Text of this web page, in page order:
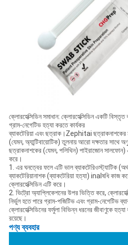
ক্লোরহেক্সিডিন সমাধান: ক্লোরহেক্সিডিন একটি বিস্তৃত
গ্রাম-নেগেটিভ হত্যা করতে কার্যকর
ব্যাকটেরিয়া এবং ছত্রাক।Zephitai ছত্রাকনাশকের
(যেমন, অ্যান্টিবায়োটিক) তুলনায় আরো দক্ষতার সাথে
ছত্রাকনাশকের (যেমন, পলিথিন) পাইরাজোন সালফোন)
করে।
1. এর ঘনত্বের ফলে এটি ভাল ব্যাকটেরিওস্ট্যাটিক
ব্যাকটেরিয়ানাশক (ব্যাকটেরিয়া হত্যা) inalষধি কাজ
ক্লোরহেক্সিডিন এটি করে।
2. ভিট্রো অ্যাপ্লিকেশনের উপর ভিত্তি করে,
নির্ভুল হতে পারে গ্রাম-পজিটিভ এবং গ্রাম-নেগেটিভ
ক্লোরহেক্সিডিনের ফর্মুলা বিভিন্ন ধরনের জীবাণুকে
রয়েছে।
পণ্য ব্যবহার